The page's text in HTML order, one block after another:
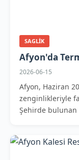
SAGLIK
Afyon'da
2026-06-15
Afyon, Haziran
zenginlikleriyle
Şehirde